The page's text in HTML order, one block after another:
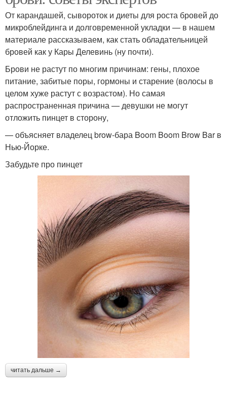
От карандашей, сывороток и диеты для роста бровей до
микроблейдинга и долговременной укладки — в нашем
материале рассказываем, как стать обладательницей
бровей как у Кары Делевинь (ну почти).
Брови не растут по многим причинам: гены, плохое
питание, забитые поры, гормоны и старение (волосы в
целом хуже растут с возрастом). Но самая
распространенная причина — девушки не могут
отложить пинцет в сторону,
— объясняет владелец brow-бара Boom Boom Brow Bar в
Нью-Йорке.
Забудьте про пинцет
читать дальше →